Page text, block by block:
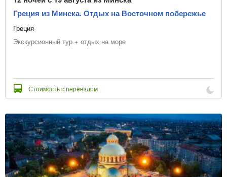
Греция из Минска. Отдых на Восточном побережье
Греция
Экскурсионный тур + отдых на море
Стоимость с переездом